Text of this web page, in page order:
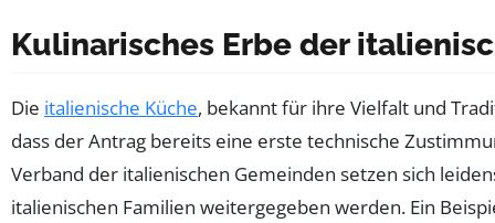
Kulinarisches Erbe der
Die italienische Küche, bekannt für ihre Vielfalt und
dass der Antrag bereits eine erste technische
Verband der italienischen Gemeinden setzen sich
italienischen Familien weitergegeben werden. Ein